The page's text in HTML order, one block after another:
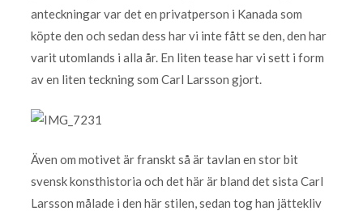
anteckningar var det en privatperson i Kanada som
köpte den och sedan dess har vi inte fått se den, den har
varit utomlands i alla år. En liten tease har vi sett i form
av en liten teckning som Carl Larsson gjort.
Även om motivet är franskt så är tavlan en stor bit
svensk konsthistoria och det här är bland det sista Carl
Larsson målade i den här stilen, sedan tog han jättekliv